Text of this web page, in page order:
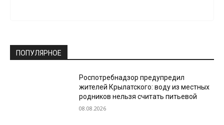
ПОПУЛЯРНОЕ
Роспотребнадзор предупредил
жителей Крылатского: воду из местных
родников нельзя считать питьевой
08.08.2026